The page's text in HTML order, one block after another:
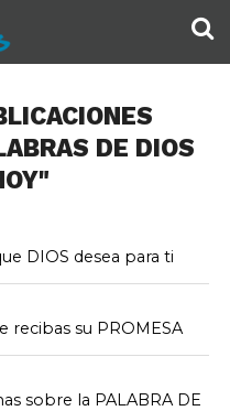
DE DIOS
DIOS desea para ti
recibas su PROMESA
sobre la PALABRA DE